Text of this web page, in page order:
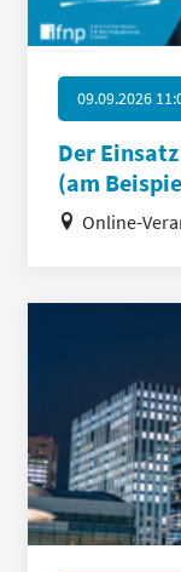
09.09.2026
Der
(am
Online-